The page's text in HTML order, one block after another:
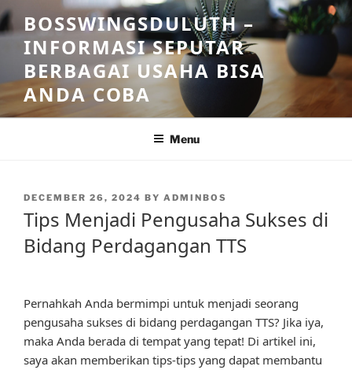
Skip
to
content
BOSSWINGSDULUTH –
INFORMASI SEPUTAR
BERBAGAI USAHA BISA
ANDA COBA
Menu
POSTED
ON
DECEMBER 26, 2024 BY ADMINBOS
Tips Menjadi Pengusaha Sukses di
Bidang Perdagangan TTS
Pernahkah Anda bermimpi untuk menjadi seorang
pengusaha sukses di bidang perdagangan TTS? Jika iya,
maka Anda berada di tempat yang tepat! Di artikel ini,
saya akan memberikan tips-tips yang dapat membantu